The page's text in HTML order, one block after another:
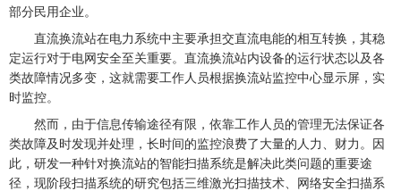
部分民用企业。
直流换流站在电力系统中主要承担交直流电能的相互转换，其稳
定运行对于电网安全至关重要。直流换流站内设备的运行状态以及各
类故障情况多变，这就需要工作人员根据换流站监控中心显示屏，实
时监控。
然而，由于信息传输途径有限，依靠工作人员的管理无法保证各
类故障及时发现并处理，长时间的监控浪费了大量的人力、财力。因
此，研发一种针对换流站的智能扫描系统是解决此类问题的重要途
径，现阶段扫描系统的研究包括三维激光扫描技术、网络安全扫描系